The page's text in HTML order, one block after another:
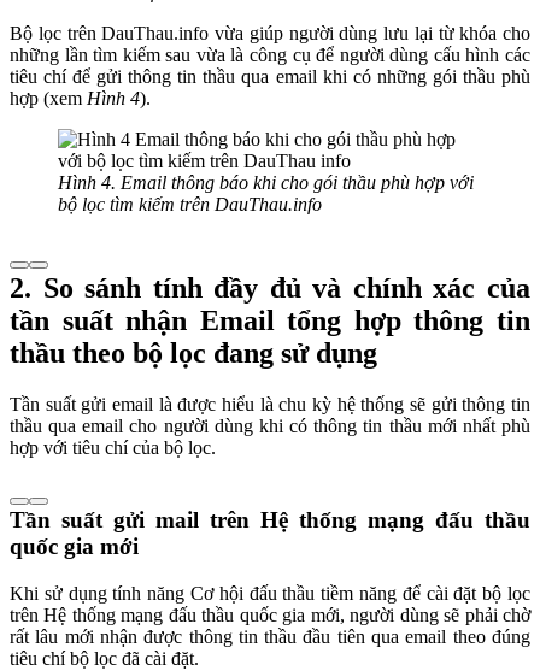
Bộ lọc trên DauThau.info vừa giúp người dùng lưu lại từ khóa cho
những lần tìm kiếm sau vừa là công cụ để người dùng cấu hình các
tiêu chí để gửi thông tin thầu qua email khi có những gói thầu phù
hợp (xem Hình 4).
Hình 4. Email thông báo khi cho gói thầu phù hợp với
bộ lọc tìm kiếm trên DauThau.info
2. So sánh tính đầy đủ và chính xác của
tần suất nhận Email tổng hợp thông tin
thầu theo bộ lọc đang sử dụng
Tần suất gửi email là được hiểu là chu kỳ hệ thống sẽ gửi thông tin
thầu qua email cho người dùng khi có thông tin thầu mới nhất phù
hợp với tiêu chí của bộ lọc.
Tần suất gửi mail trên Hệ thống mạng đấu thầu
quốc gia mới
Khi sử dụng tính năng Cơ hội đấu thầu tiềm năng để cài đặt bộ lọc
trên Hệ thống mạng đấu thầu quốc gia mới, người dùng sẽ phải chờ
rất lâu mới nhận được thông tin thầu đầu tiên qua email theo đúng
tiêu chí bộ lọc đã cài đặt.